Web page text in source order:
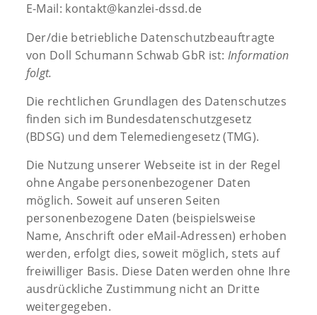
E-Mail: kontakt@kanzlei-dssd.de
Der/die betriebliche Datenschutzbeauftragte
von Doll Schumann Schwab GbR ist:Information
folgt.
Die rechtlichen Grundlagen des Datenschutzes
finden sich im Bundesdatenschutzgesetz
(BDSG) und dem Telemediengesetz (TMG).
Die Nutzung unserer Webseite ist in der Regel
ohne Angabe personenbezogener Daten
möglich. Soweit auf unseren Seiten
personenbezogene Daten (beispielsweise
Name, Anschrift oder eMail-Adressen) erhoben
werden, erfolgt dies, soweit möglich, stets auf
freiwilliger Basis. Diese Daten werden ohne Ihre
ausdrückliche Zustimmung nicht an Dritte
weitergegeben.